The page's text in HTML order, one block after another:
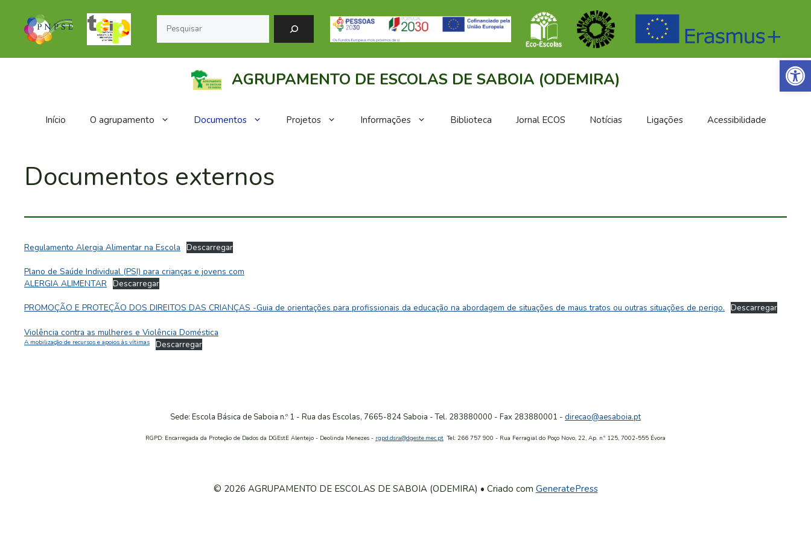
AGRUPAMENTO DE ESCOLAS DE SABOIA (ODEMIRA)
Início O agrupamento Documentos Projetos Informações Biblioteca Jornal ECOS Notícias Ligações Acessibilidade
Documentos externos
Regulamento Alergia Alimentar na Escola Descarregar
Plano de Saúde Individual (PSI) para crianças e jovens com
ALERGIA ALIMENTAR Descarregar
PROMOÇÃO E PROTEÇÃO DOS DIREITOS DAS CRIANÇAS -Guia de orientações para profissionais da educação na abordagem de situações de maus tratos ou outras situações de perigo. Descarregar
Violência contra as mulheres e Violência Doméstica
A mobilização de recursos e apoios às vítimas Descarregar
Sede: Escola Básica de Saboia n.º 1 - Rua das Escolas, 7665-824 Saboia -Tel. 283880000 - Fax 283880001 - direcao@aesaboia.pt
RGPD: Encarregada da Proteção de Dados da DGEstE Alentejo - Deolinda Menezes - rgpd.dsra@dgeste.mec.pt Tel: 266 757 900 - Rua Ferragial do Poço Novo, 22, Ap. n.º 125, 7002-555 Évora
© 2026 AGRUPAMENTO DE ESCOLAS DE SABOIA (ODEMIRA) • Criado com GeneratePress